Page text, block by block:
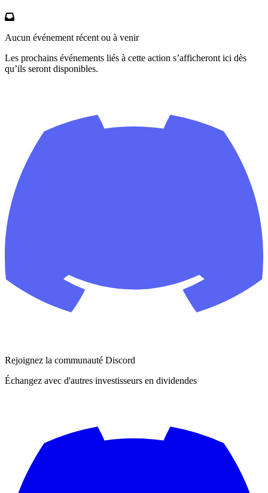
Aucun événement récent ou à venir
Les prochains événements liés à cette action s’afficheront ici dès
qu’ils seront disponibles.
Rejoignez la communauté Discord
Échangez avec d'autres investisseurs en dividendes